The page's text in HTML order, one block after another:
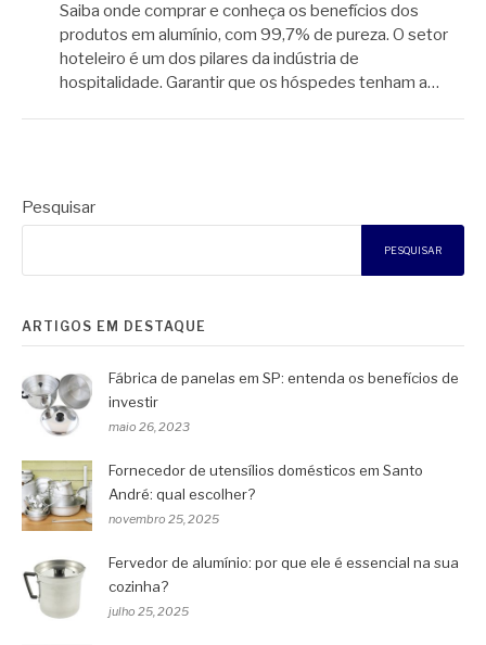
Saiba onde comprar e conheça os benefícios dos
produtos em alumínio, com 99,7% de pureza. O setor
hoteleiro é um dos pilares da indústria de
hospitalidade. Garantir que os hóspedes tenham a…
Pesquisar
PESQUISAR
ARTIGOS EM DESTAQUE
Fábrica de panelas em SP: entenda os benefícios de
investir
maio 26, 2023
Fornecedor de utensílios domésticos em Santo
André: qual escolher?
novembro 25, 2025
Fervedor de alumínio: por que ele é essencial na sua
cozinha?
julho 25, 2025